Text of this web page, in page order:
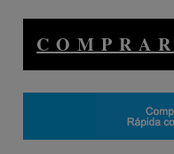
COMPRAR